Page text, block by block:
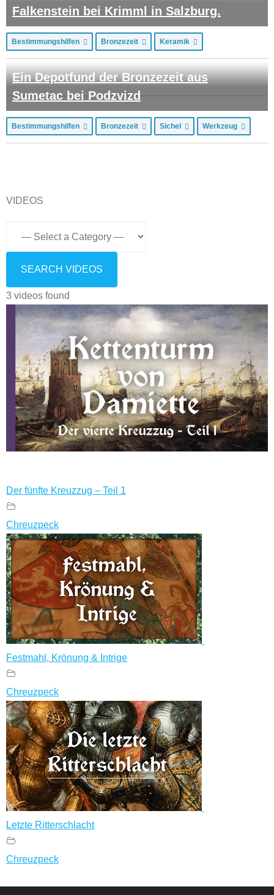
Falkenstein bei Krimml in Salzburg.
Bestimmungshilfen Bronzezeit Keramik
Ein Depotfund der Bronzezeit aus
Sumetac bei Podzvizd
Bestimmungshilfen Bronzezeit Sichel Werkzeug
VIDEOS
3 videos found
Der fünfte Kreuzzug – Teil 1
Chreuzpeck
Festmahl, Krönung & Intrige
Chreuzpeck
Letzte Ritterschlacht
Chreuzpeck